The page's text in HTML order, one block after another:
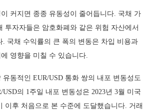
커지면 종종 유동성이 줄어듭니다. 국채 가
투자자들은 암호화폐와 같은 위험 자산에서
. 국채 수익률의 큰 폭의 변동은 차입 비용과
영향을 미칠 수 있습니다.
유동적인 EUR/USD 통화 쌍의 내포 변동성도
의 1주일 내포 변동성은 2023년 3월 미국
이후 처음으로 본 수준에 도달했습니다. 거래